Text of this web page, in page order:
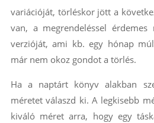
variációját, törléskor jött a
van, a megrendeléssel
verzióját, ami kb. egy hónap
már nem okoz gondot a törlés.
Ha a naptárt könyv alakban
méretet válaszd ki. A legkisebb
kiváló méret arra, hogy egy